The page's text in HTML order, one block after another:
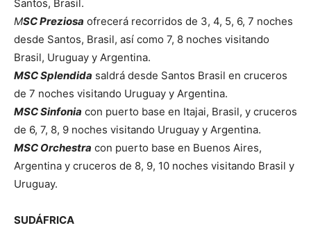
Santos, Brasil.
MSC Preziosa ofrecerá recorridos de 3, 4, 5, 6, 7 noches
desde Santos, Brasil, así como 7, 8 noches visitando
Brasil, Uruguay y Argentina.
MSC Splendida saldrá desde Santos Brasil en cruceros
de 7 noches visitando Uruguay y Argentina.
MSC Sinfonia con puerto base en Itajai, Brasil, y cruceros
de 6, 7, 8, 9 noches visitando Uruguay y Argentina.
MSC Orchestra con puerto base en Buenos Aires,
Argentina y cruceros de 8, 9, 10 noches visitando Brasil y
Uruguay.
SUDÁFRICA